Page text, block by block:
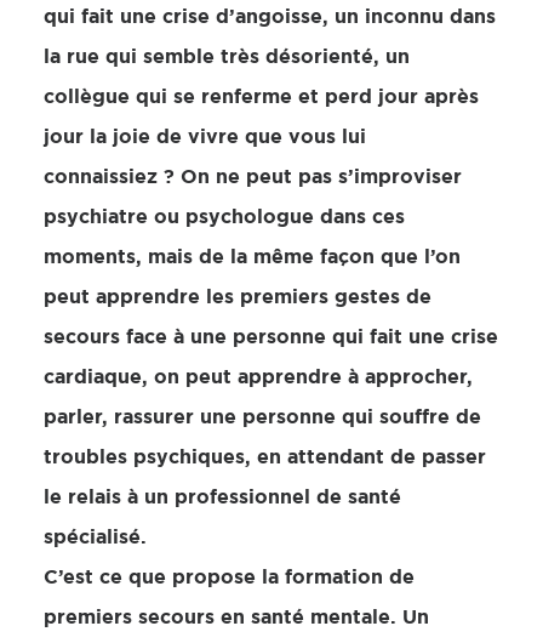
qui fait une crise d’angoisse, un inconnu dans
la rue qui semble très désorienté, un
collègue qui se renferme et perd jour après
jour la joie de vivre que vous lui
connaissiez ? On ne peut pas s’improviser
psychiatre ou psychologue dans ces
moments, mais de la même façon que l’on
peut apprendre les premiers gestes de
secours face à une personne qui fait une crise
cardiaque, on peut apprendre à approcher,
parler, rassurer une personne qui souffre de
troubles psychiques, en attendant de passer
le relais à un professionnel de santé
spécialisé.
C’est ce que propose la formation de
premiers secours en santé mentale. Un